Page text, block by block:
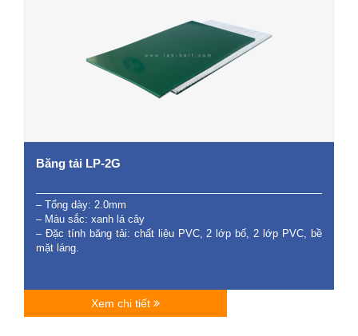
Băng tải LP-2G
– Tổng dày: 2.0mm
– Màu sắc: xanh lá cây
– Đặc tính băng tải: chất liệu PVC, 2 lớp bố, 2 lớp PVC, bề
mặt láng.
Xem chi tiết